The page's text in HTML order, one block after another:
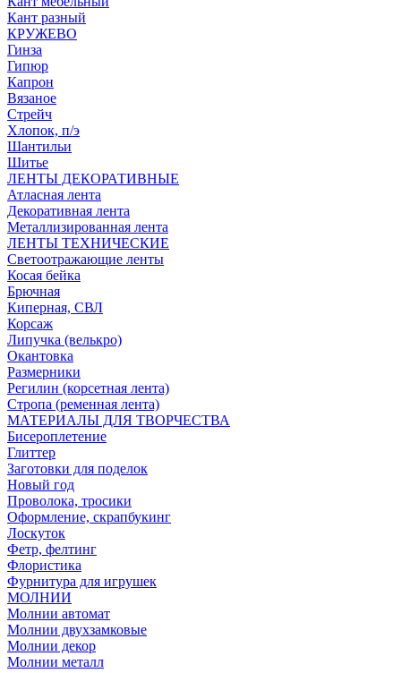
Кант разный
КРУЖЕВО
Гинза
Гипюр
Капрон
Вязаное
Стрейч
Хлопок, п/э
Шантильи
Шитье
ЛЕНТЫ ДЕКОРАТИВНЫЕ
Атласная лента
Декоративная лента
Металлизированная лента
ЛЕНТЫ ТЕХНИЧЕСКИЕ
Светоотражающие ленты
Косая бейка
Брючная
Киперная, СВЛ
Корсаж
Липучка (велькро)
Окантовка
Размерники
Регилин (корсетная лента)
Стропа (ременная лента)
МАТЕРИАЛЫ ДЛЯ ТВОРЧЕСТВА
Бисероплетение
Глиттер
Заготовки для поделок
Новый год
Проволока, тросики
Оформление, скрапбукинг
Лоскуток
Фетр, фелтинг
Флористика
Фурнитура для игрушек
МОЛНИИ
Молнии автомат
Молнии двухзамковые
Молнии декор
Молнии металл